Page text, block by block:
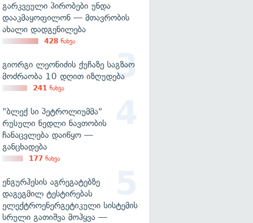
გადახედვა
გარკვეული პირობები უნდა
დააკმაყოფილონ — მთავრობის
ახალი დადგენილება
428 ნახვა
გიორგი ლეონიძის ქუჩაზე საგზაო
მოძრაობა 10 დღით იზღუდება
241 ნახვა
"ბლექ სი პეტროლიუმმა"
რუსული ნედლი ნავთობის
ჩანაცვლება დაიწყო —
განცხადება
177 ნახვა
ენგურჰესის აგრეგატებზე
დაგეგმილ ტესტირებას
ელექტროენერგეტიკული სისტემის
სრული გათიშვა მოჰყვა —